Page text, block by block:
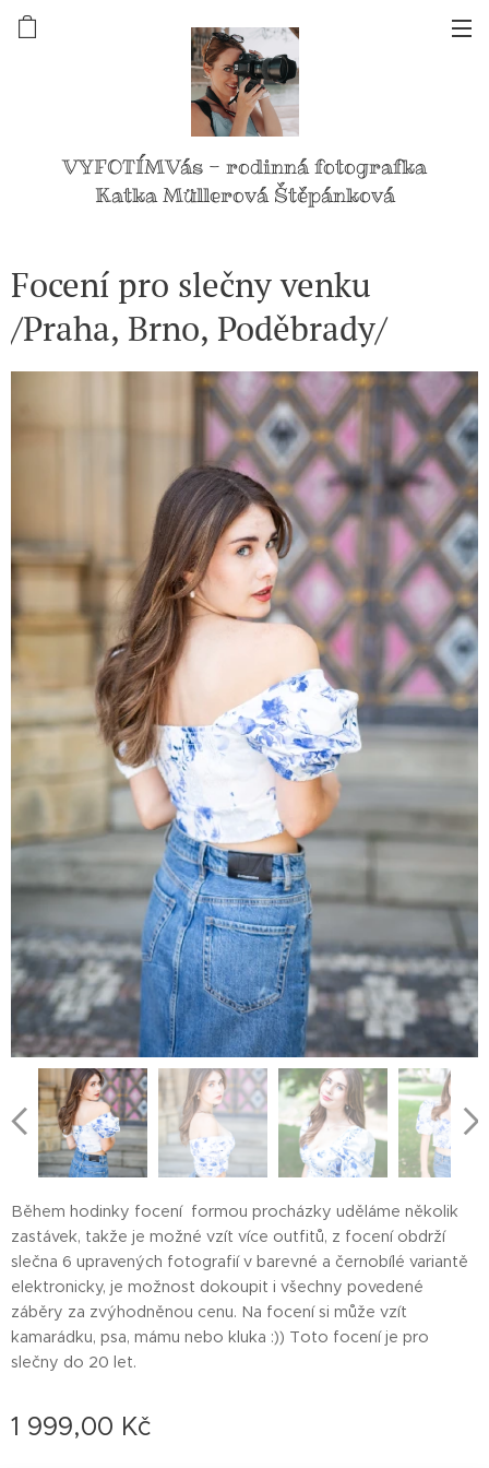
VYFOTÍMVás - rodinná fotografka
Katka Müllerová Štěpánková
Focení pro slečny venku
/Praha, Brno, Poděbrady/
Během hodinky focení formou procházky uděláme několik
zastávek, takže je možné vzít více outfitů, z focení obdrží
slečna 6 upravených fotografií v barevné a černobílé variantě
elektronicky, je možnost dokoupit i všechny povedené
záběry za zvýhodněnou cenu. Na focení si může vzít
kamarádku, psa, mámu nebo kluka :)) Toto focení je pro
slečny do 20 let.
1 999,00 Kč